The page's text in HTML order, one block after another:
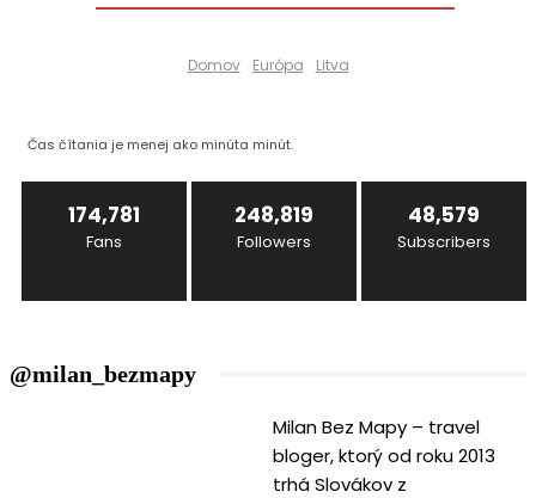
Domov Európa Litva
Čas čítania je menej ako minúta minút.
174,781
Fans
248,819
Followers
48,579
Subscribers
@milan_bezmapy
Milan Bez Mapy – travel
bloger, ktorý od roku 2013
trhá Slovákov z